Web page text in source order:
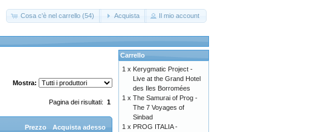
Cosa c'è nel carrello (54) Acquista Il mio account
Mostra:
Pagina dei risultati: 1
Prezzo Acquista adesso
Carrello
1 x Kerygmatic Project -
Live at the Grand Hotel
des Iles Borromées
1 x The Samurai of Prog -
The 7 Voyages of
Sinbad
1 x PROG ITALIA -